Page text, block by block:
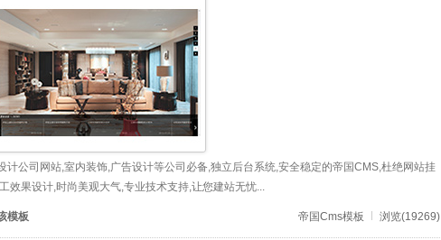
计公司网站,室内装饰,广告设计等公司必备,独立后台系统,安全稳定的帝国CMS,杜绝网站挂
效果设计,时尚美观大气,专业技术支持,让您建站无忧...
帝国Cms模板 浏览(19269)
模板